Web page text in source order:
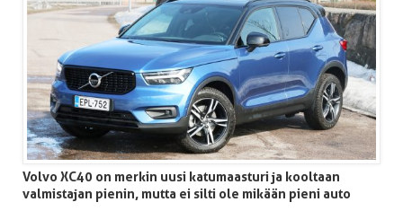
Volvo XC40 on merkin uusi katumaasturi ja kooltaan
valmistajan pienin, mutta ei silti ole mikään pieni auto